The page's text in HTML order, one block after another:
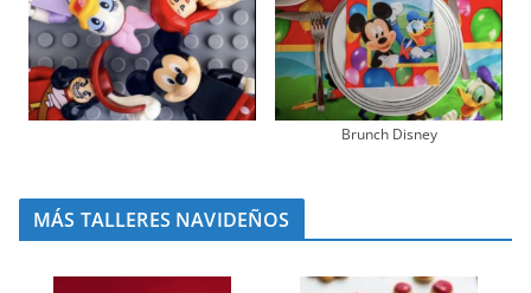
Brunch Disney
MÁS TALLERES NAVIDEÑOS